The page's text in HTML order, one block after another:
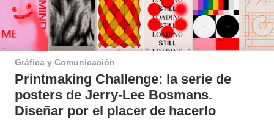
Gráfica y Comunicación
Printmaking Challenge: la serie de
posters de Jerry-Lee Bosmans.
Diseñar por el placer de hacerlo